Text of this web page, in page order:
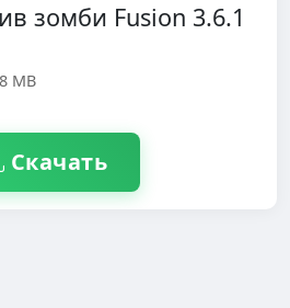
зомби Fusion 3.6.1
MB
Скачать